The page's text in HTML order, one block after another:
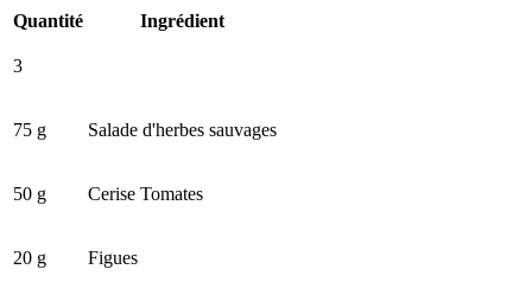
Quantité Ingrédient
3
75 g Salade d'herbes sauvages
50 g Cerise Tomates
20 g Figues